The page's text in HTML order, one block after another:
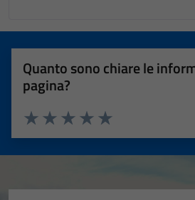
Quanto sono chiare le
pagina?
Valuta 5 stelle su 5
Valuta 4 stelle su 5
Valuta 3 stelle su 5
Valuta 2 stelle su 5
Valuta 1 stelle su 5